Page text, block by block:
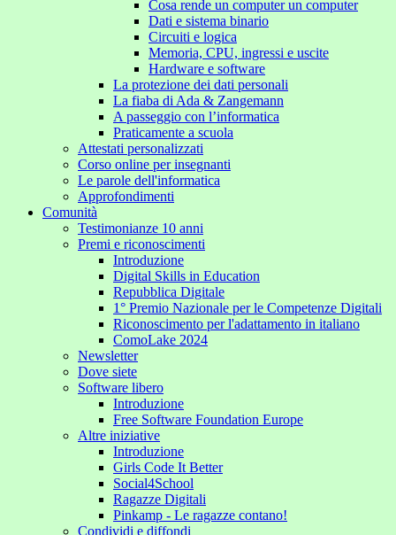
Cosa rende un computer un computer
Dati e sistema binario
Circuiti e logica
Memoria, CPU, ingressi e uscite
Hardware e software
La protezione dei dati personali
La fiaba di Ada & Zangemann
A passeggio con l’informatica
Praticamente a scuola
Attestati personalizzati
Corso online per insegnanti
Le parole dell'informatica
Approfondimenti
Comunità
Testimonianze 10 anni
Premi e riconoscimenti
Introduzione
Digital Skills in Education
Repubblica Digitale
1° Premio Nazionale per le Competenze Digitali
Riconoscimento per l'adattamento in italiano
ComoLake 2024
Newsletter
Dove siete
Software libero
Introduzione
Free Software Foundation Europe
Altre iniziative
Introduzione
Girls Code It Better
Social4School
Ragazze Digitali
Pinkamp - Le ragazze contano!
Condividi e diffondi